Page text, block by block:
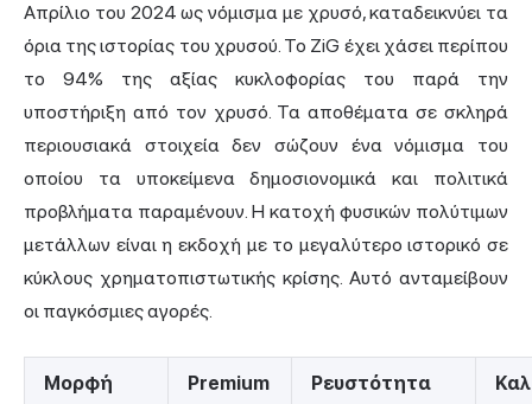
Απρίλιο του 2024 ως νόμισμα με χρυσό, καταδεικνύει τα
όρια της ιστορίας του χρυσού. Το ZiG έχει χάσει περίπου
το 94% της αξίας κυκλοφορίας του παρά την
υποστήριξη από τον χρυσό. Τα αποθέματα σε σκληρά
περιουσιακά στοιχεία δεν σώζουν ένα νόμισμα του
οποίου τα υποκείμενα δημοσιονομικά και πολιτικά
προβλήματα παραμένουν. Η κατοχή φυσικών πολύτιμων
μετάλλων είναι η εκδοχή με το μεγαλύτερο ιστορικό σε
κύκλους χρηματοπιστωτικής κρίσης. Αυτό ανταμείβουν
οι παγκόσμιες αγορές.
Μορφή
Premium
Ρευστότητα